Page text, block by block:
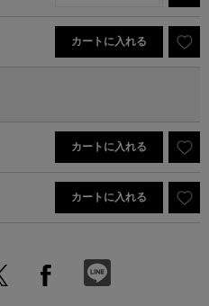
カートに入れる
カートに入れる
カートに入れる